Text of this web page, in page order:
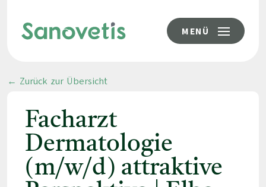
MENÜ
← Zurück zur Übersicht
Facharzt
Dermatologie
(m/w/d) attraktive